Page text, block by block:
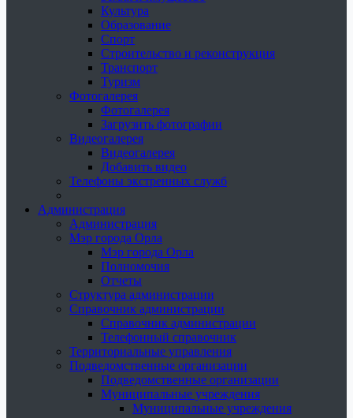
Культура
Образование
Спорт
Строительство и реконструкция
Транспорт
Туризм
Фотогалерея
Фотогалерея
Загрузить фотографии
Видеогалерея
Видеогалерея
Добавить видео
Телефоны экстренных служб
Администрация
Администрация
Мэр города Орла
Мэр города Орла
Полномочия
Отчеты
Структура администрации
Справочник администрации
Справочник администрации
Телефонный справочник
Территориальные управления
Подведомственные организации
Подведомственные организации
Муниципальные учреждения
Муниципальные учреждения